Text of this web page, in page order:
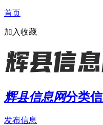
首页
加入收藏
辉县信息网分类
发布信息